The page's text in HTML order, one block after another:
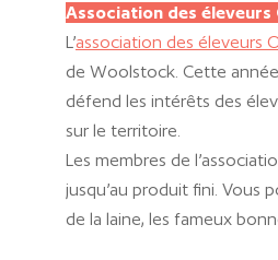
Association des
L’association des éleveurs
de Woolstock. Cette année
défend les intérêts des
sur le territoire.
Les membres de
jusqu’au produit fini. Vous
de la laine, les fameux